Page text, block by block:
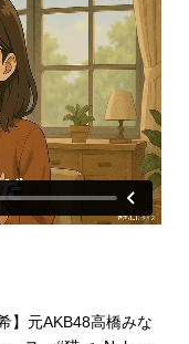
】元AKB48高橋みな